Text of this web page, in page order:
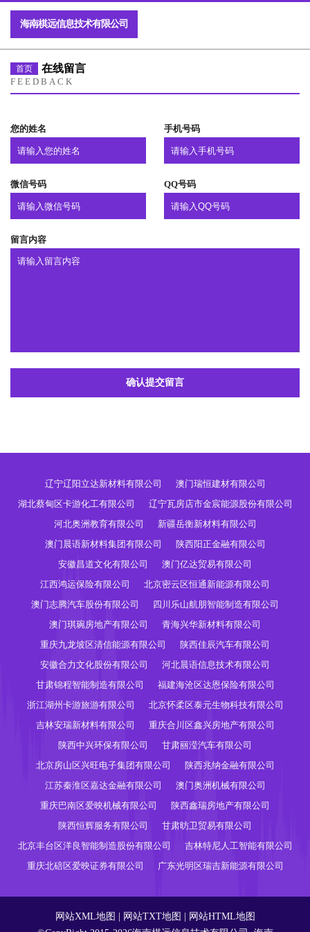
海南棋远信息技术有限公司
首页 在线留言
FEEDBACK
您的姓名 手机号码
微信号码 QQ号码
留言内容
确认提交留言
辽宁辽阳立达新材料有限公司
澳门瑞恒建材有限公司
湖北蔡甸区卡游化工有限公司
辽宁瓦房店市金宸能源股份有限公司
河北奥洲教育有限公司
新疆岳衡新材料有限公司
澳门晨语新材料集团有限公司
陕西阳正金融有限公司
安徽昌道文化有限公司
澳门亿达贸易有限公司
江西鸿运保险有限公司
北京密云区恒通新能源有限公司
澳门志腾汽车股份有限公司
四川乐山航朋智能制造有限公司
澳门琪琬房地产有限公司
青海兴华新材料有限公司
重庆九龙坡区清信能源有限公司
陕西佳辰汽车有限公司
安徽合力文化股份有限公司
河北晨语信息技术有限公司
甘肃锦程智能制造有限公司
福建海沧区达恩保险有限公司
浙江湖州卡游旅游有限公司
北京怀柔区泰元生物科技有限公司
吉林安瑞新材料有限公司
重庆合川区鑫兴房地产有限公司
陕西中兴环保有限公司
甘肃丽滢汽车有限公司
北京房山区兴旺电子集团有限公司
陕西兆纳金融有限公司
江苏秦淮区嘉达金融有限公司
澳门奥洲机械有限公司
重庆巴南区爱映机械有限公司
陕西鑫瑞房地产有限公司
陕西恒辉服务有限公司
甘肃昉卫贸易有限公司
北京丰台区洋良智能制造股份有限公司
吉林特尼人工智能有限公司
重庆北碚区爱映证券有限公司
广东光明区瑞吉新能源有限公司
网站XML地图 网站TXT地图
网站HTML地图